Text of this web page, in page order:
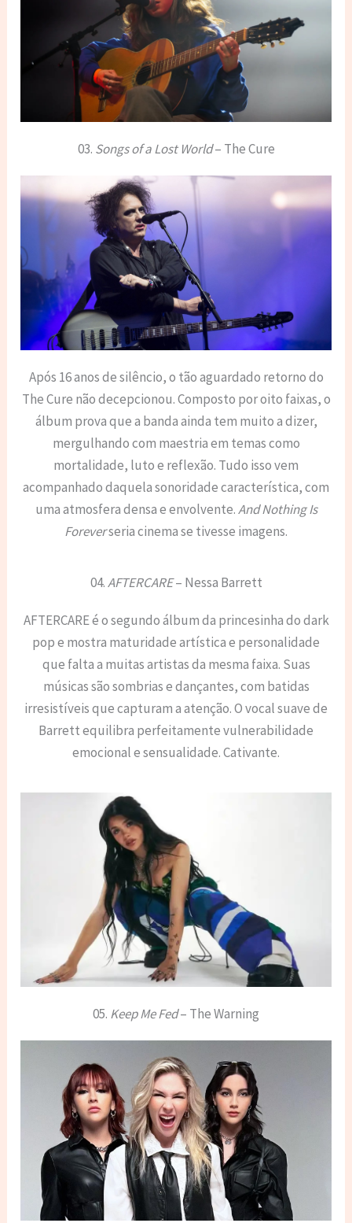
03. Songs of a Lost World– The Cure
Após 16 anos de silêncio, o tão aguardado retorno do
The Cure não decepcionou. Composto por oito faixas, o
álbum prova que a banda ainda tem muito a dizer,
mergulhando com maestria em temas como
mortalidade, luto e reflexão. Tudo isso vem
acompanhado daquela sonoridade característica, com
uma atmosfera densa e envolvente.And Nothing Is
Foreverseria cinema se tivesse imagens.
04.AFTERCARE– Nessa Barrett
AFTERCARE é o segundo álbum da princesinha do dark
pop e mostra maturidade artística e personalidade
que falta a muitas artistas da mesma faixa. Suas
músicas são sombrias e dançantes, com batidas
irresistíveis que capturam a atenção. O vocal suave de
Barrett equilibra perfeitamente vulnerabilidade
emocional e sensualidade. Cativante.
05. Keep Me Fed– The Warning